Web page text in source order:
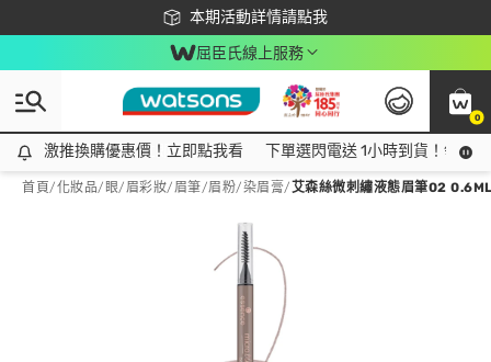
本期活動詳情請點我
下載app最高回饋$350
屈臣氏線上服務
0
激推換購優惠價！立即點我看
激推換購優惠價！立即點我看 下單選閃電送 1小時到貨！領神
首頁/化妝品/ 眼/眉彩妝/眉筆/眉粉/染眉膏/艾森絲微刺繡液態眉筆02